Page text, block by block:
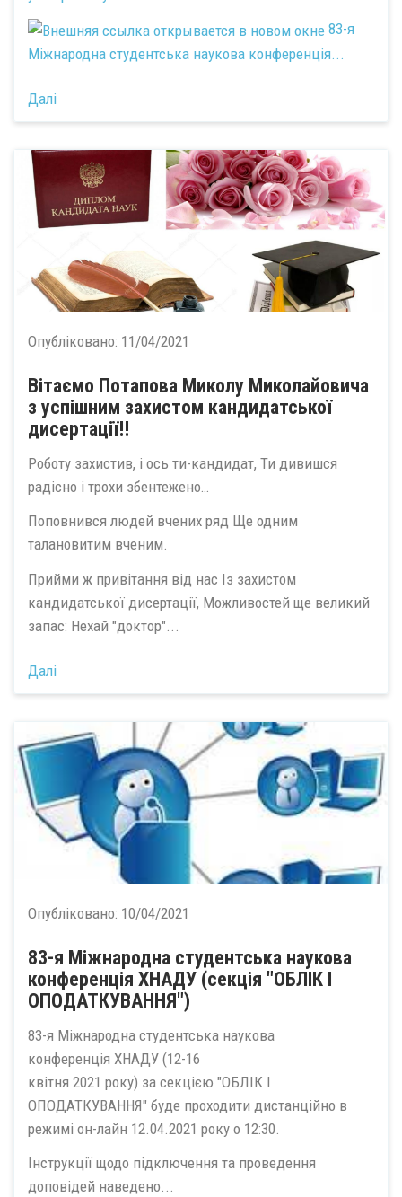
83-я
Міжнародна студентська наукова конференція...
Далі
Опубліковано: 11/04/2021
Вітаємо Потапова Миколу Миколайовича
з успішним захистом кандидатської
дисертації!!
Роботу захистив, і ось ти-кандидат, Ти дивишся
радісно і трохи збентежено…
Поповнився людей вчених ряд Ще одним
талановитим вченим.
Прийми ж привітання від нас Із захистом
кандидатської дисертації, Можливостей ще великий
запас: Нехай "доктор"...
Далі
Опубліковано: 10/04/2021
83-я Міжнародна студентська наукова
конференція ХНАДУ (секція "ОБЛІК І
ОПОДАТКУВАННЯ")
83-я Міжнародна студентська наукова
конференція ХНАДУ (12-16
квітня 2021 року) за секцією "ОБЛІК І
ОПОДАТКУВАННЯ" буде проходити дистанційно в
режимі он-лайн 12.04.2021 року о 12:30.
Інструкції щодо підключення та проведення
доповідей наведено...